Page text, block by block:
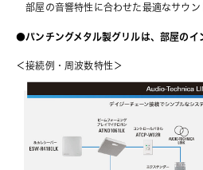
部屋の音響特性に合わせた最適なサウン
●パンチングメタル製グリルは、部屋のイ
＜接続例・周波数特性＞